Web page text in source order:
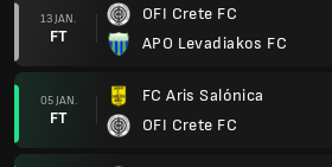
13 JAN.
FT
OFI Crete FC
APO Levadiakos FC
05 JAN.
FT
FC Aris Salónica
OFI Crete FC